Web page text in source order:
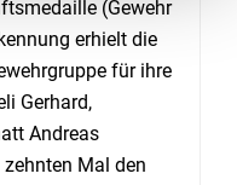
(Gewehr
erhielt die
für ihre
Gerhard,
Andreas
Mal den